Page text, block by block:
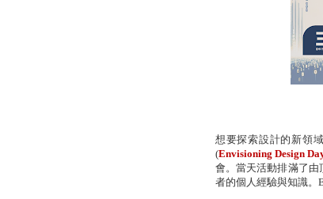
想要探索設計的新領
(Envisioning Design
會。當天活動排滿了由
者的個人經驗與知識。